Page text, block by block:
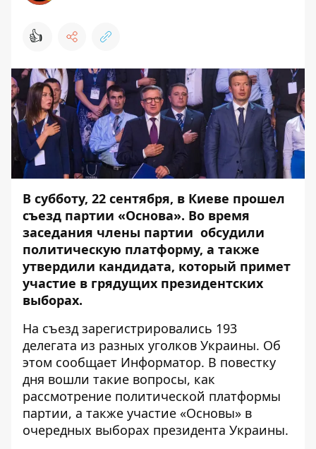
👍
В субботу, 22 сентября, в Киеве прошел
съезд партии «Основа». Во время
заседания члены партии обсудили
политическую платформу, а также
утвердили кандидата, который примет
участие в грядущих президентских
выборах.
На съезд зарегистрировались 193
делегата из разных уголков Украины. Об
этом сообщает Информатор. В повестку
дня вошли такие вопросы, как
рассмотрение политической платформы
партии, а также участие «Основы» в
очередных выборах президента Украины.